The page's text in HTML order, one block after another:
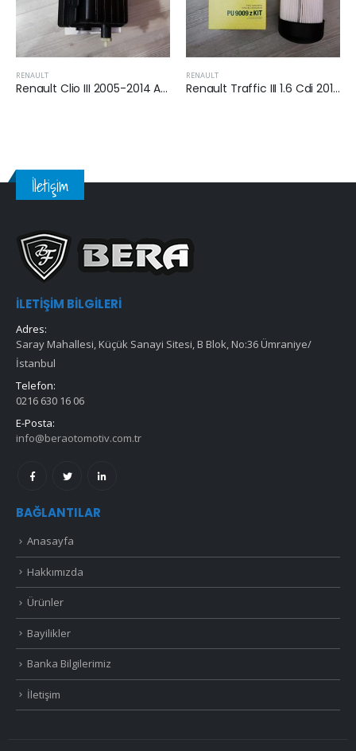
Renault Clio III 2005-2014 Arası 1.5 Dizel Yakıt Filtresi Renault Traffic III 1.6 Cdi 2014 Sonrası Yakıt Filtresi
İletişim
İLETIŞIM BILGILERI
Adres:
Saray Mahallesi, Küçük Sanayi Sitesi, B Blok, No:36 Ümraniye/
İstanbul
Telefon:
0216 630 16 06
E-Posta:
info@beraotomotiv.com.tr
BAĞLANTILAR
Anasayfa
Hakkımızda
Ürünler
Bayilikler
Banka Bilgilerimiz
İletişim